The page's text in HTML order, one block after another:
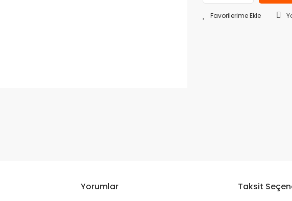
Yorumlar Taksit